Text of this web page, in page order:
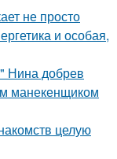
не просто
и особая,
Нина добрев
манекенщиком
целую